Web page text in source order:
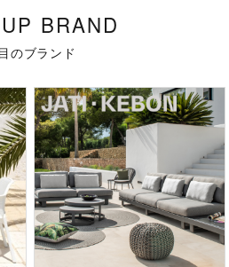
BRAND
のブランド